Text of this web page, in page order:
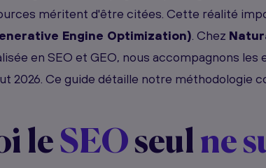
méritent d'être citées. Cette réalité
Engine Optimization). Chez
en SEO et GEO, nous accompagnons
2026. Ce guide détaille notre méthodologie
le SEOseul ne